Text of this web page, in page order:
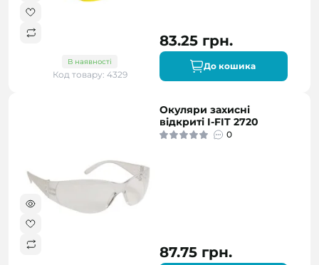
В наявності
Код товару: 4329
83.25 грн.
До кошика
Окуляри захисні
відкриті I-FIT 2720
0
87.75 грн.